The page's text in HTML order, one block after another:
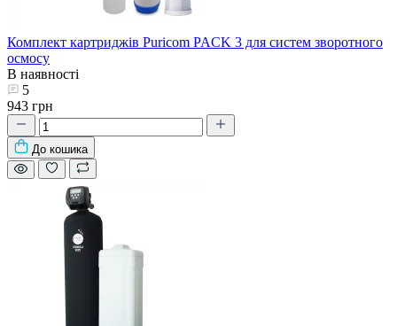
Комплект картриджів Puricom PACK 3 для систем зворотного
осмосу
В наявності
5
943 грн
До кошика